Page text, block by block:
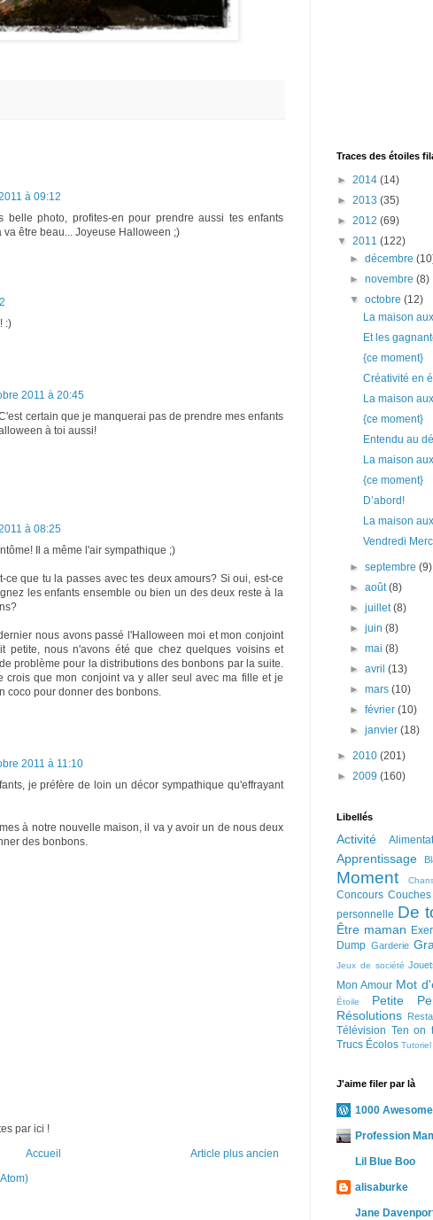
à 09:12
belle photo, profites-en pour prendre aussi tes enfants
être beau... Joyeuse Halloween ;)
:)
2011 à 20:45
certain que je manquerai pas de prendre mes enfants
à toi aussi!
à 08:25
Il a même l'air sympathique ;)
ce que tu la passes avec tes deux amours? Si oui, est-ce
les enfants ensemble ou bien un des deux reste à la
nous avons passé l'Halloween moi et mon conjoint
petite, nous n'avons été que chez quelques voisins et
problème pour la distributions des bonbons par la suite.
crois que mon conjoint va y aller seul avec ma fille et je
coco pour donner des bonbons.
2011 à 11:10
je préfère de loin un décor sympathique qu'effrayant
à notre nouvelle maison, il va y avoir un de nous deux
des bonbons.
par ici !
Article plus ancien
Accueil
Traces des étoiles
► 2014 (14)
► 2013 (35)
► 2012 (69)
▼ 2011 (122)
►décembre
►novembre(8)
▼octobre(12)
La maison
Et les
{ce moment}
Créativité en
La maison
{ce moment}
Entendu au
La maison
{ce moment}
D’abord!
La maison
Vendredi
►septembre(9)
►août(8)
►juillet(8)
►juin(8)
►mai(8)
►avril(13)
►mars(10)
►février(10)
►janvier(18)
► 2010 (201)
► 2009 (160)
Libellés
Activité
Apprentissage
Moment
Concours Couches
personnelle De
Être maman
Dump Garderie
Jeux de société
Mon Amour Mot
Étoile
Petite
Résolutions
Télévision Ten on
Trucs Écolos Tutoriel
J'aime filer par là
1000
Profession
Lil Blue Boo
alisaburke
Jane